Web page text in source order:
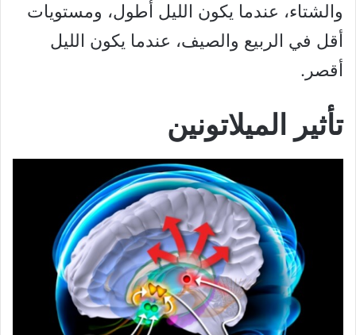
والشتاء، عندما يكون الليل أطول، ومستويات
أقل في الربيع والصيف، عندما يكون الليل
أقصر.
تأثير الميلاتونين